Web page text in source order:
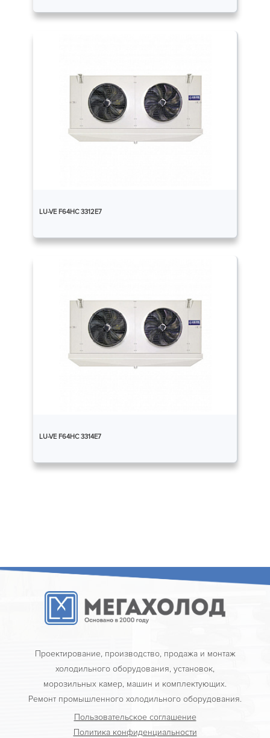
LU-VE F64HC 3312E7
LU-VE F64HC 3314E7
Проектирование, производство, продажа и монтаж
холодильного оборудования, установок,
морозильных камер, машин и комплектующих.
Ремонт промышленного холодильного оборудования.
Пользовательское соглашение
Политика конфиденциальности